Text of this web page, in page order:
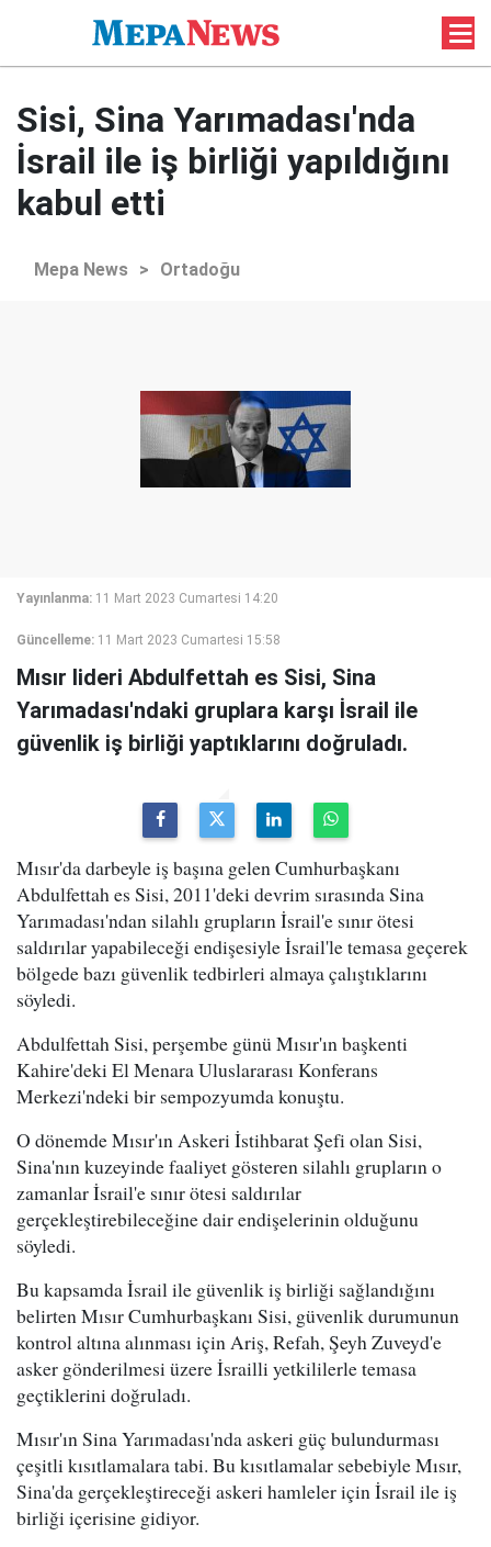
Sisi, Sina Yarımadası'nda
İsrail ile iş birliği yapıldığını
kabul etti
Mepa News > Ortadoğu
Yayınlanma: 11 Mart 2023 Cumartesi 14:20
Güncelleme: 11 Mart 2023 Cumartesi 15:58
Mısır lideri Abdulfettah es Sisi, Sina
Yarımadası'ndaki gruplara karşı İsrail ile
güvenlik iş birliği yaptıklarını doğruladı.
Mısır'da darbeyle iş başına gelen Cumhurbaşkanı
Abdulfettah es Sisi, 2011'deki devrim sırasında Sina
Yarımadası'ndan silahlı grupların İsrail'e sınır ötesi
saldırılar yapabileceği endişesiyle İsrail'le temasa geçerek
bölgede bazı güvenlik tedbirleri almaya çalıştıklarını
söyledi.
Abdulfettah Sisi, perşembe günü Mısır'ın başkenti
Kahire'deki El Menara Uluslararası Konferans
Merkezi'ndeki bir sempozyumda konuştu.
O dönemde Mısır'ın Askeri İstihbarat Şefi olan Sisi,
Sina'nın kuzeyinde faaliyet gösteren silahlı grupların o
zamanlar İsrail'e sınır ötesi saldırılar
gerçekleştirebileceğine dair endişelerinin olduğunu
söyledi.
Bu kapsamda İsrail ile güvenlik iş birliği sağlandığını
belirten Mısır Cumhurbaşkanı Sisi, güvenlik durumunun
kontrol altına alınması için Ariş, Refah, Şeyh Zuveyd'e
asker gönderilmesi üzere İsrailli yetkililerle temasa
geçtiklerini doğruladı.
Mısır'ın Sina Yarımadası'nda askeri güç bulundurması
çeşitli kısıtlamalara tabi. Bu kısıtlamalar sebebiyle Mısır,
Sina'da gerçekleştireceği askeri hamleler için İsrail ile iş
birliği içerisine gidiyor.